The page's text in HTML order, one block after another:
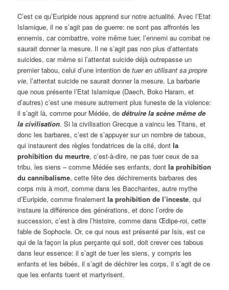
C’est ce qu’Euripide nous apprend sur notre actualité. Avec l’Etat
Islamique, il ne s’agit pas de guerre: ne sont pas affrontés les
ennemis, car combattre, voire même tuer, l’ennemi au combat ne
saurait donner la mesure. Il ne s’agit pas non plus d’attentats
suicides, car même si l’attentat suicide déjà outrepasse un
premier tabou, celui d’une intention detuer en utilisant sa propre
vie, l’attentat suicide ne saurait donner la mesure. La barbarie
que nous présente l’Etat Islamique (Daech, Boko Haram, et
d’autres) c’est une mesure autrement plus funeste de la violence:
il s’agit là, comme pour Médée, dedétruire la scène même de
la civilisation. Si la civilisation Grecque a vaincu les Titans, et
donc les barbares, c’est de s’appuyer sur un nombre de tabous,
qui instaurent des règles fondatrices de la cité, dontla
prohibition du meurtre, c’est-à-dire, ne pas tuer ceux de sa
tribu, les siens – comme Médée ses enfants, dontla prohibition
du cannibalisme, cette fête des déchirements barbares des
corps mis à mort, comme dans les Bacchantes, autre mythe
d’Euripide, comme finalementla prohibition de l’inceste, qui
instaure la différence des générations, et donc l’ordre de
succession, c’est à dire l’histoire, comme dans Œdipe-roi, cette
fable de Sophocle. Or, ce qui nous est présenté par Isis, est ce
qui de la façon la plus perçante qui soit, doit crever ces tabous
dans leur essence: il s’agit de tuer les siens, y compris les
enfants et les bébés, il s’agit de déchirer les corps, il s’agit de ce
que les enfants tuent et martyrisent.